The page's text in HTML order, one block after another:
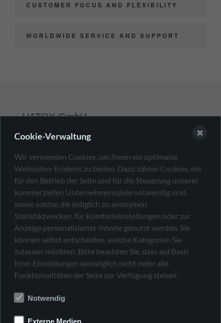
CUSTOMER FOCUS AND FLEXIBILITY
WORLDWIDE SERVICE AND SUPPORT
HATOX GmbH
sales@hatox.com
Von-Drais-Str. 9
75217 Birkenfeld
Germany
HATOX - wireless control systems
Mobile hydraulics
Automotive
Agricultural technology
Robotics
Cookie-Verwaltung
Wir verwenden Cookies, um Ihnen ein optimales
Webseiten-Erlebnis zu bieten. Dazu zählen Cookies, die
für den Betrieb der Seite und für die Steuerung unserer
kommerziellen Unternehmensziele notwendig sind,
sowie solche, die lediglich zu anonymen
Statistikzwecken, für Komforteinstellungen oder zur
Anzeige personalisierter Inhalte genutzt werden. Sie
können selbst entscheiden, welche Kategorien Sie
zulassen möchten. Bitte beachten Sie, dass auf Basis
Ihrer Einstellungen womöglich nicht mehr alle
Funktionalitäten der Seite zur Verfügung stehen.
Notwendig
Externe Medien
✖